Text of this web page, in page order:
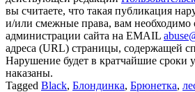
вы считаете, что такая публикация
и/или смежные права, вам необходимо
администрации сайта на EMAIL
адреса (URL) страницы, содержащей
Нарушение будет в кратчайшие сроки
наказаны.
Tagged Black, Блондинка, Брюнетка,